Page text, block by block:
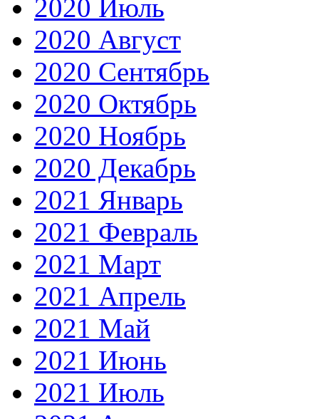
2020 Июль
2020 Август
2020 Сентябрь
2020 Октябрь
2020 Ноябрь
2020 Декабрь
2021 Январь
2021 Февраль
2021 Март
2021 Апрель
2021 Май
2021 Июнь
2021 Июль